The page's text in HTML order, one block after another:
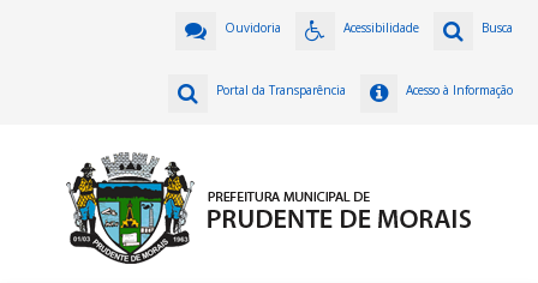
Busca
Acessibilidade
Ouvidoria
Acesso à Informação
Portal da Transparência